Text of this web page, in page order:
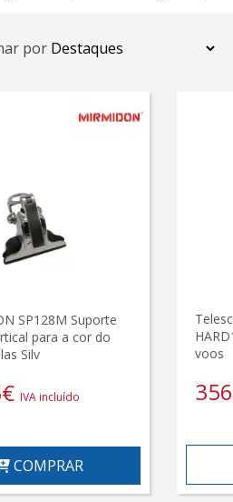
por
SP128M Suporte
para a cor do
Silv
€ IVA incluído
COMPRAR
voos